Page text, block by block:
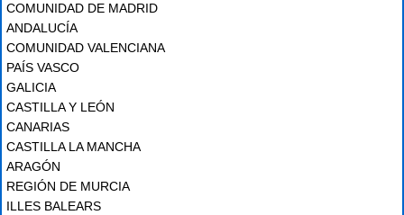
COMUNIDAD DE MADRID
ANDALUCÍA
COMUNIDAD VALENCIANA
PAÍS VASCO
GALICIA
CASTILLA Y LEÓN
CANARIAS
CASTILLA LA MANCHA
ARAGÓN
REGIÓN DE MURCIA
ILLES BALEARS